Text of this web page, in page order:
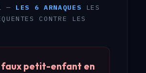
— LES 6 ARNAQUES LES
CONTRE LES
faux petit-enfant en